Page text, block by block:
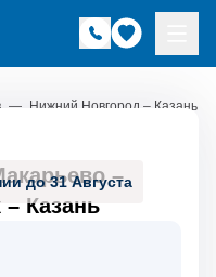
— Нижний Новгород – Казань
до 31 Августа
–
– Казань